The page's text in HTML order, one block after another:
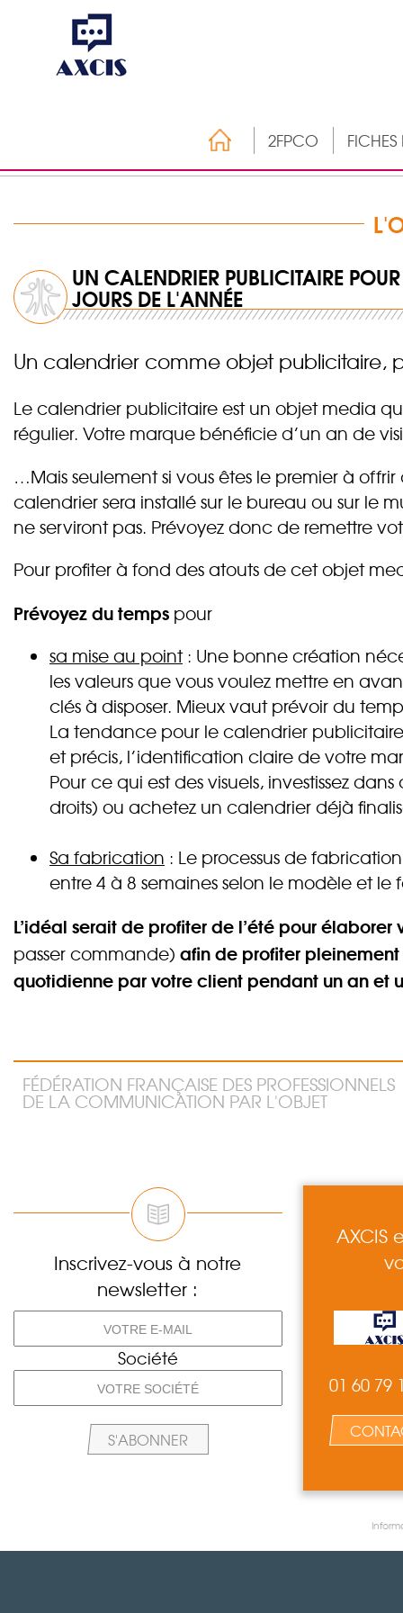
2FPCO
UN CALENDRIER PUBLICITAIRE
JOURS DE L'ANNÉE
Un calendrier comme objet publicitaire,
Le calendrier publicitaire est un objet media
régulier. Votre marque bénéficie d’un an de
…Mais seulement si vous êtes le premier à
calendrier sera installé sur le bureau ou sur le
ne serviront pas. Prévoyez donc de remettre
Pour profiter à fond des atouts de cet objet
Prévoyez du temps pour
sa mise au point: Une bonne création
les valeurs que vous voulez mettre en
clés à disposer. Mieux vaut prévoir du
La tendance pour le calendrier
et précis, l’identification claire de votre
Pour ce qui est des visuels, investissez
droits) ou achetez un calendrier déjà
Sa fabrication : Le processus de
entre 4 à 8 semaines selon le modèle et le
L’idéal serait de profiter de l’été pour
passer commande) afin de profiter
quotidienne par votre client pendant un an et
FÉDÉRATION FRANÇAISE DES PROFESSIONNELS
DE LA COMMUNICATION PAR L'OBJET
Inscrivez-vous à notre
newsletter :
Société
AXCIS
01 60 79